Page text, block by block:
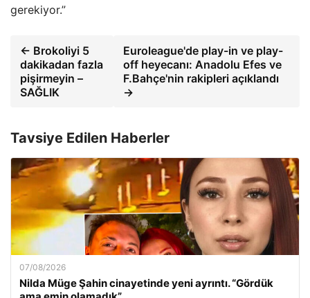
gerekiyor.”
← Brokoliyi 5
dakikadan fazla
pişirmeyin –
SAĞLIK
Euroleague'de play-in ve play-
off heyecanı: Anadolu Efes ve
F.Bahçe'nin rakipleri açıklandı
→
Tavsiye Edilen Haberler
07/08/2026
Nilda Müge Şahin cinayetinde yeni ayrıntı. “Gördük